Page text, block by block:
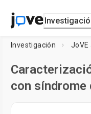
Investigación JoVE
con síndrome